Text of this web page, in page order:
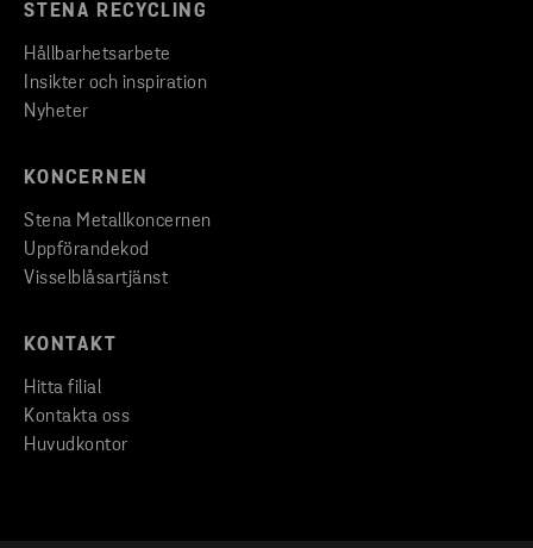
STENA RECYCLING
Hållbarhetsarbete
Insikter och inspiration
Nyheter
KONCERNEN
Stena Metallkoncernen
Uppförandekod
Visselblåsartjänst
KONTAKT
Hitta filial
Kontakta oss
Huvudkontor